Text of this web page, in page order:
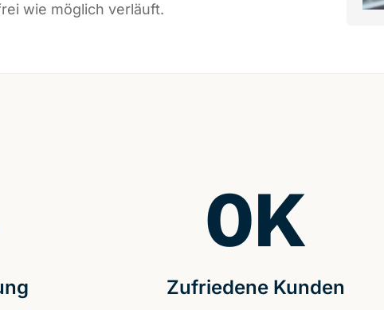
wie möglich verläuft.
Zufriedene Kunden
0K